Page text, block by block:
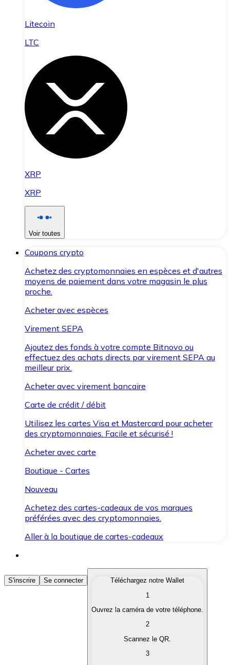
Litecoin
LTC
XRP
XRP
Voir toutes
Coupons crypto
Achetez des cryptomonnaies en espèces et d'autres
moyens de paiement dans votre magasin le plus
proche.
Acheter avec espèces
Virement SEPA
Ajoutez des fonds à votre compte Bitnovo ou
effectuez des achats directs par virement SEPA au
meilleur prix.
Acheter avec virement bancaire
Carte de crédit / débit
Utilisez les cartes Visa et Mastercard pour acheter
des cryptomonnaies. Facile et sécurisé !
Acheter avec carte
Boutique - Cartes
Nouveau
Achetez des cartes-cadeaux de vos marques
préférées avec des cryptomonnaies.
Aller à la boutique de cartes-cadeaux
Acheter des Cryptomonnaies
Achetez les cryptomonnaies qui vous intéressent
Convertissez vos cryptomonnaies en monnaie
S'inscrire Se connecter
Téléchargez notre Wallet
1
Ouvrez la caméra de votre téléphone.
2
Scannez le QR.
3